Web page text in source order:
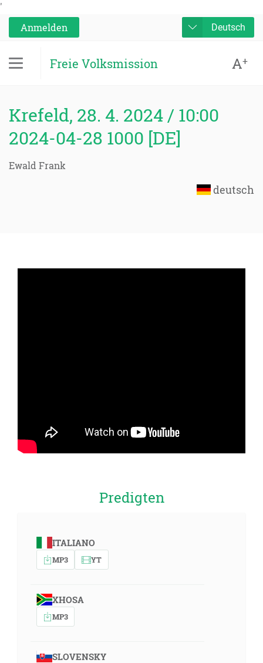
'
Anmelden
Deutsch
Freie Volksmission A+
Krefeld, 28. 4. 2024 / 10:00
2024-04-28 1000 [DE]
Ewald Frank
deutsch
Predigten
ITALIANO
MP3 YT
XHOSA
MP3
SLOVENSKY